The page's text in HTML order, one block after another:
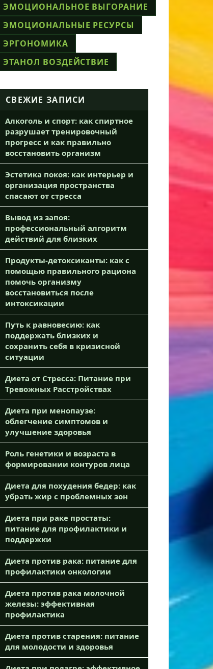
ЭМОЦИОНАЛЬНОЕ ВЫГОРАНИЕ
ЭМОЦИОНАЛЬНЫЕ РЕСУРСЫ
ЭРГОНОМИКА
ЭТАНОЛ ВОЗДЕЙСТВИЕ
СВЕЖИЕ ЗАПИСИ
Алкоголь и спорт: как спиртное
разрушает тренировочный
прогресс и как правильно
восстановить организм
Эстетика покоя: как интерьер и
организация пространства
спасают от стресса
Вывод из запоя:
профессиональный алгоритм
действий для близких
Продукты-детоксиканты: как с
помощью правильного рациона
помочь организму
восстановиться после
интоксикации
Путь к равновесию: как
поддержать близких и
сохранить себя в кризисной
ситуации
Диета от Стресса: Питание при
Тревожных Расстройствах
Диета при менопаузе:
облегчение симптомов и
улучшение здоровья
Роль генетики и возраста в
формировании контуров лица
Диета для похудения бедер: как
убрать жир с проблемных зон
Диета при раке простаты:
питание для профилактики и
поддержки
Диета против рака: питание для
профилактики онкологии
Диета против рака молочной
железы: эффективная
профилактика
Диета против старения: питание
для молодости и здоровья